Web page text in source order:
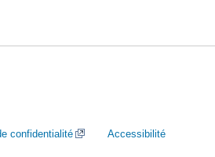
confidentialité Accessibilité